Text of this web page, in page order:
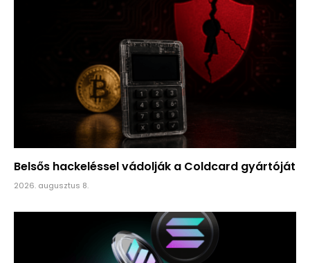
Belsős hackeléssel vádolják a Coldcard gyártóját
2026. augusztus 8.